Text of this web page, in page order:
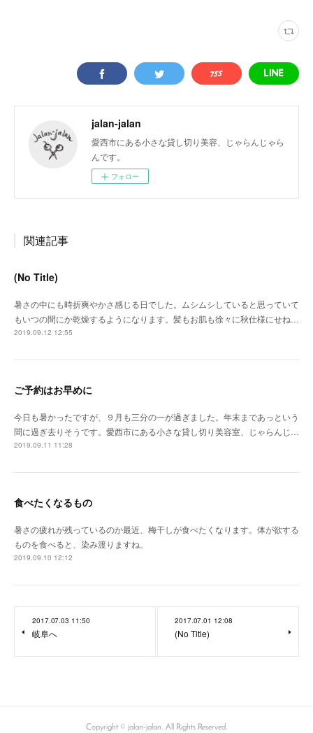
jalan-jalan
愛西市にある小さな貸し切り美容、じゃらんじゃら
んです。
フォロー
関連記事
(No Title)
暑さの中にも時折爽やかさ感じる日でした。ムシムシしていると思っていて
もいつの間にか乾燥するようになります。髪もお肌も徐々に秋仕様にせね…
2019.09.12 12:55
ご予約はお早めに
今日も暑かったですが、９月も三分の一が過ぎました。年末まであっという
間に過ぎ去りそうです。愛西市にある小さな貸し切り美容室、じゃらんじ…
2019.09.11 11:28
食べたくなるもの
暑さの疲れが残っているのか最近、梅干しが食べたくなります。体が欲する
ものを食べると、染み渡りますね。
2019.09.10 12:12
2017.07.03 11:50
岐阜へ
2017.07.01 12:08
(No Title)
Copyright © jalan-jalan. All Rights Reserved.